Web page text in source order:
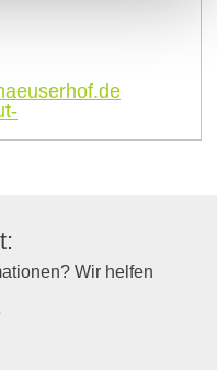
Wir helfen